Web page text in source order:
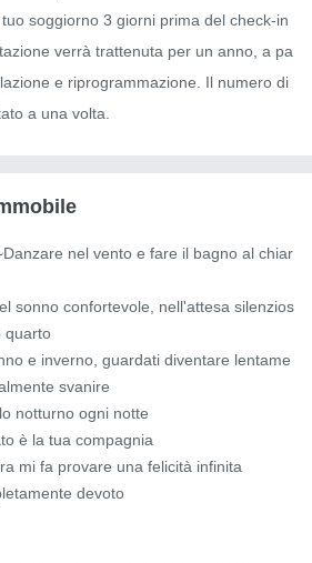
soggiorno 3 giorni prima del check-in
verrà trattenuta per un anno, a pa
e riprogrammazione. Il numero di
a una volta.
nel vento e fare il bagno al chiar
sonno confortevole, nell'attesa silenzios
quarto
e inverno, guardati diventare lentame
svanire
notturno ogni notte
è la tua compagnia
mi fa provare una felicità infinita
devoto